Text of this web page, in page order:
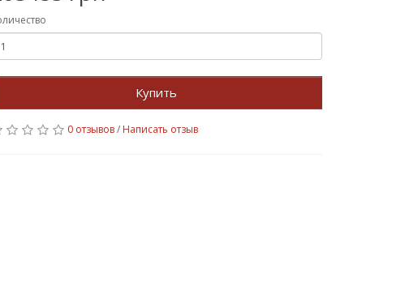
Купить
0 отзывов/ Написать отзыв